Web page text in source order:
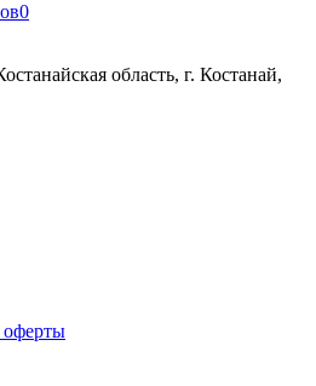
0
область, г. Костанай,
оферты